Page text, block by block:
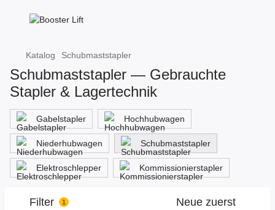
Katalog Schubmaststapler
Schubmaststapler — Gebrauchte
Stapler & Lagertechnik
Gabelstapler Hochhubwagen
Niederhubwagen Schubmaststapler
Elektroschlepper Kommissionierstapler
Filter 1 Neue zuerst